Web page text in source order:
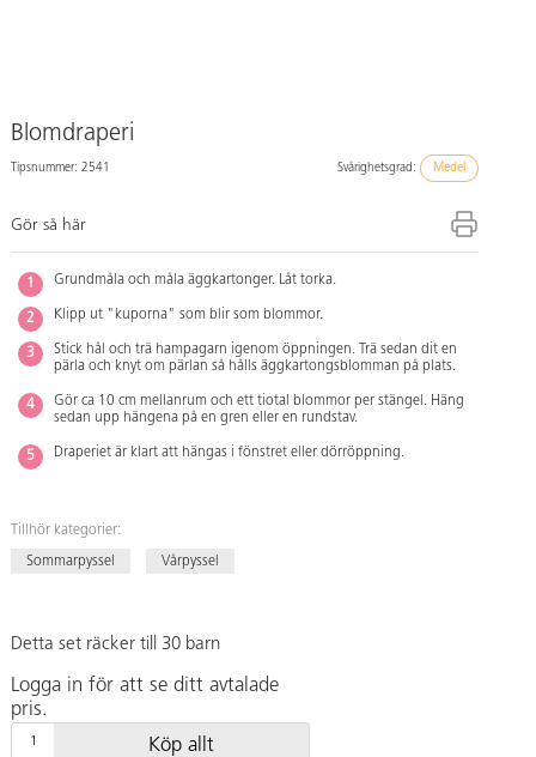
Blomdraperi
Tipsnummer: 2541 Svårighetsgrad: Medel
Gör så här
Grundmåla och måla äggkartonger. Låt torka.
Klipp ut "kuporna" som blir som blommor.
Stick hål och trä hampagarn igenom öppningen. Trä sedan dit en
pärla och knyt om pärlan så hålls äggkartongsblomman på plats.
Gör ca 10 cm mellanrum och ett tiotal blommor per stängel. Häng
sedan upp hängena på en gren eller en rundstav.
Draperiet är klart att hängas i fönstret eller dörröppning.
Tillhör kategorier:
Sommarpyssel Vårpyssel
Detta set räcker till 30 barn
Logga in för att se ditt avtalade
pris.
Köp allt